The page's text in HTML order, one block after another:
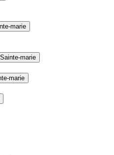
marie
Sainte-marie
marie